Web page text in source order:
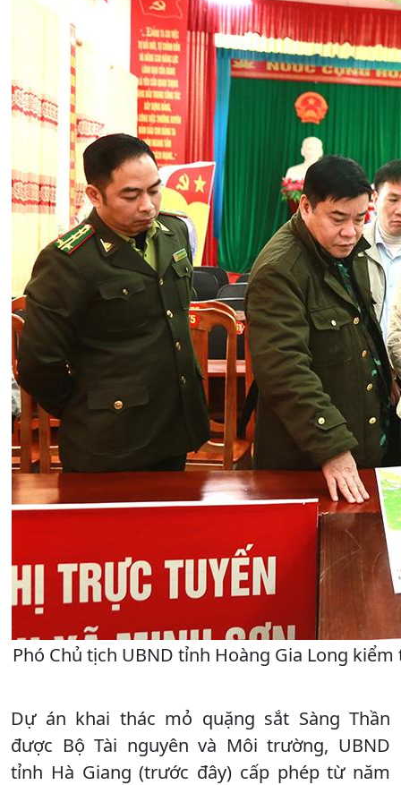
Phó Chủ tịch UBND tỉnh Hoàng Gia Long
Dự án khai thác mỏ quặng sắt Sàng Thần
được Bộ Tài nguyên và Môi trường, UBND
tỉnh Hà Giang (trước đây) cấp phép từ năm